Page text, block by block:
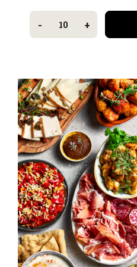
-
3-
RETTERS
SELSKAPSMENY
2026
+